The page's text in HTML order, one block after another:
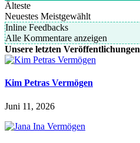
Älteste
Neuestes Meistgewählt
Inline Feedbacks
Alle Kommentare anzeigen
Unsere letzten Veröffentlichungen
Kim Petras Vermögen
Juni 11, 2026